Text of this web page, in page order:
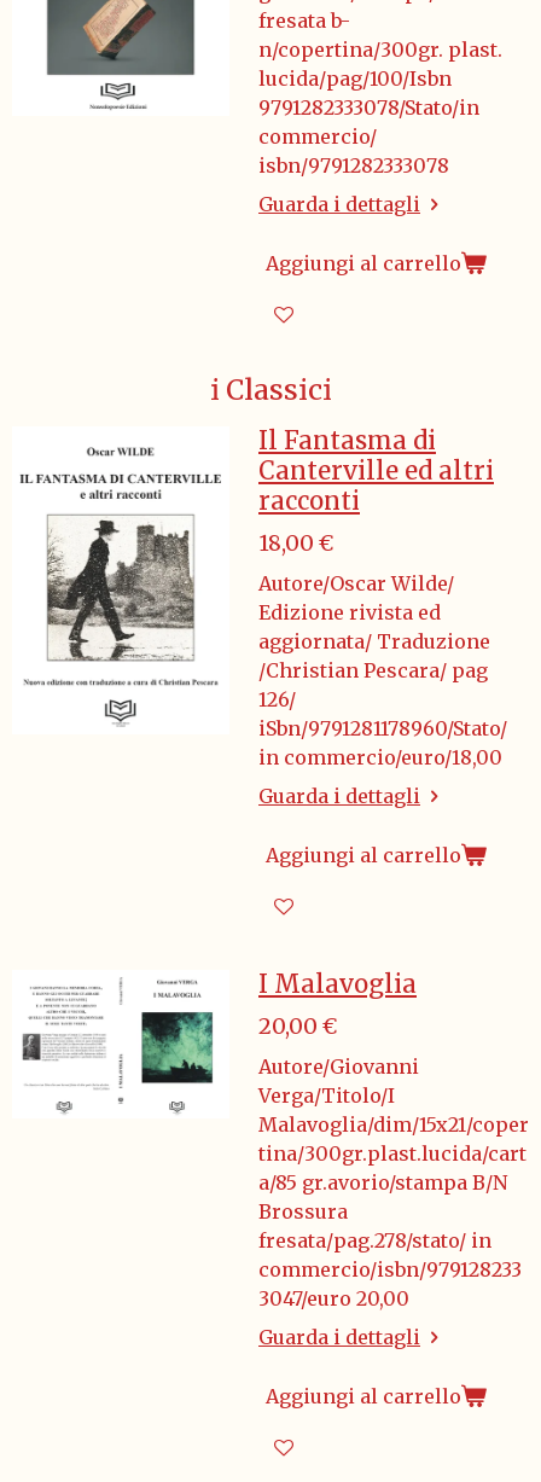
fresata b-
n/copertina/300gr. plast.
lucida/pag/100/Isbn
9791282333078/Stato/in
commercio/
isbn/9791282333078
Guarda i dettagli
Aggiungi al carrello
i Classici
Il Fantasma di
Canterville ed altri
racconti
18,00 €
Autore/Oscar Wilde/
Edizione rivista ed
aggiornata/ Traduzione
/Christian Pescara/ pag
126/
iSbn/9791281178960/Stato/
in commercio/euro/18,00
Guarda i dettagli
Aggiungi al carrello
I Malavoglia
20,00 €
Autore/Giovanni
Verga/Titolo/I
Malavoglia/dim/15x21/coper
tina/300gr.plast.lucida/cart
a/85 gr.avorio/stampa B/N
Brossura
fresata/pag.278/stato/ in
commercio/isbn/979128233
3047/euro 20,00
Guarda i dettagli
Aggiungi al carrello